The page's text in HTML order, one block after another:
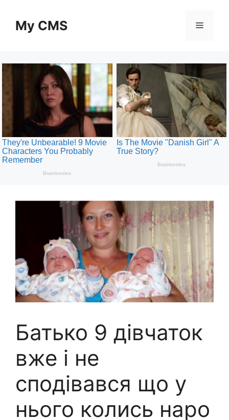
contentMy CMS Menu
Батько 9 дівчаток
вже і не
сподівався що у
нього колись наро